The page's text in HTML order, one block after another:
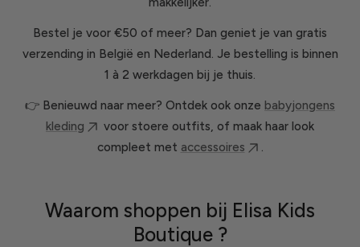
Bestel je voor €50 of meer? Dan geniet je van gratis
verzending in België en Nederland. Je bestelling is binnen
1 à 2 werkdagen bij je thuis.
👉 Benieuwd naar meer? Ontdek ook onze babyjongens
kleding
voor stoere outfits, of maak haar look
compleet met accessoires .
Waarom shoppen bij Elisa Kids
Boutique ?